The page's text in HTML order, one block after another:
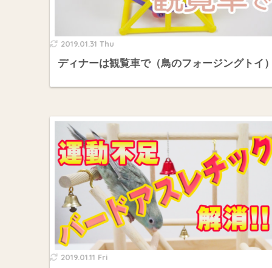
2019.01.31 Thu
ディナーは観覧車で（鳥のフォージングトイ
2019.01.11 Fri